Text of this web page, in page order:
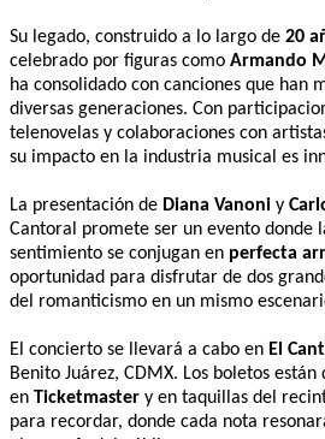
Su legado, construido a lo largo de 20
celebrado por figuras como Armando
ha consolidado con canciones que han
diversas generaciones. Con
telenovelas y colaboraciones con
su impacto en la industria musical es
La presentación de Diana Vanoni y
Cantoral promete ser un evento donde
sentimiento se conjugan en perfecta
oportunidad para disfrutar de dos
del romanticismo en un mismo
El concierto se llevará a cabo en El
Benito Juárez, CDMX. Los boletos están
en Ticketmaster y en taquillas del
para recordar, donde cada nota